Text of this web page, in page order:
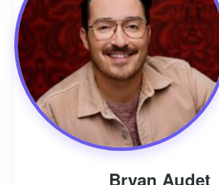
Bryan Audet